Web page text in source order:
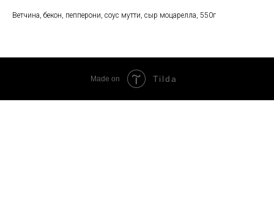
Ветчина, бекон, пепперони, соус мутти, сыр моцарелла, 550г
Made on Tilda